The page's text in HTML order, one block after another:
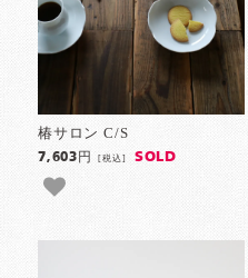
椿サロン C/S
7,603円[税込] SOLD